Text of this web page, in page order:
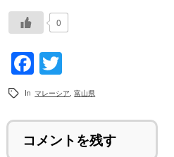
0
Facebook
In マレーシア ,富山県
コメントを残す